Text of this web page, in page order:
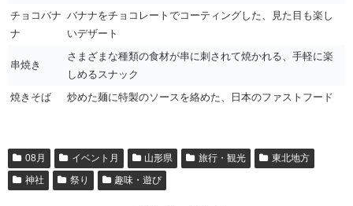
チョコバナ
ナ
バナナをチョコレートでコーティングした、見た目も楽し
いデザート
串焼き
さまざまな種類の食材が串に刺されて焼かれる、手軽に楽
しめるスナック
焼きそば
炒めた麺に特製のソースを絡めた、日本のファストフード
08月 イベント月 山形県 旅行・観光
東北地方
神社
祭り 趣味・遊び